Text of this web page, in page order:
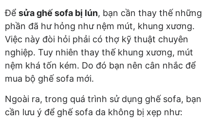
Để sửa ghế sofa bị lún, bạn cần thay thế những
phần đã hư hỏng như nệm mút, khung xương.
Việc này đòi hỏi phải có thợ kỹ thuật chuyên
nghiệp. Tuy nhiên thay thế khung xương, mút
nệm khá tốn kém. Do đó bạn nên cân nhắc để
mua bộ ghế sofa mới.
Ngoài ra, trong quá trình sử dụng ghế sofa, bạn
cần lưu ý để ghế sofa da không bị xẹp như: